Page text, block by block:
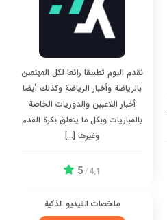
نقدم اليوم تطبيقا رائعا لكل المهتمين
بالرياضة وأخبار الرياضة وكذلك أيضا
أخبار اللاعبين والدوريات الخاصة
بالمباريات وبكل ما يتعلق بكرة القدم
وغيرها […]
4.1
/
5
ملخصات الفيديو الذكية